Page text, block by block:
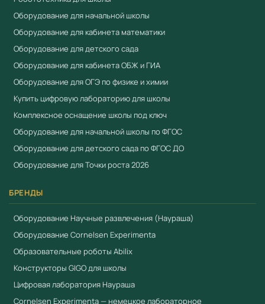
Оборудование для начальной школы
Оборудование для кабинета математики
Оборудование для детского сада
Оборудование для кабинета ОБЖ и ГИА
Оборудование для ОГЭ по физике и химии
Купить цифровую лабораторию для школы
Комплексное оснащение школы под ключ
Оборудование для начальной школы по ФГОС
Оборудование для детского сада по ФГОС ДО
Оборудование для Точки роста 2026
БРЕНДЫ
Оборудование Научные развлечения (Наураша)
Оборудование Cornelsen Experimenta
Образовательные роботы Abilix
Конструкторы GIGO для школы
Цифровая лаборатория Наураша
Cornelsen Experimenta — немецкое лабораторное